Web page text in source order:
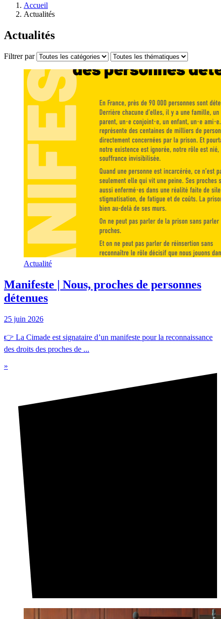
Accueil
Actualités
Actualités
Filtrer par
Actualité
Manifeste | Nous, proches de personnes
détenues
25 juin 2026
👉 La Cimade est signataire d’un manifeste pour la reconnaissance
des droits des proches de ...
»